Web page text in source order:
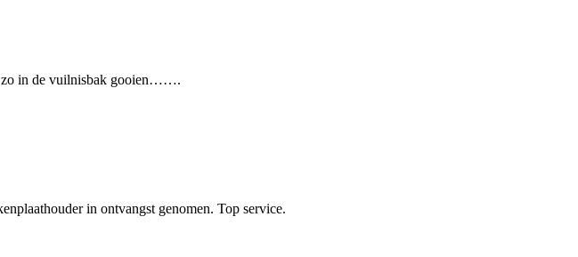
zo in de vuilnisbak gooien…….
in ontvangst genomen. Top service.